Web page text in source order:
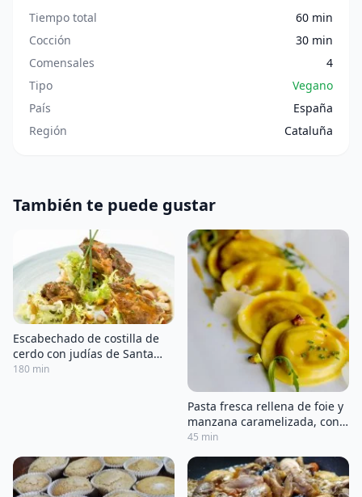
Tiempo total
60 min
Cocción
30 min
Comensales
4
Tipo
Vegano
País
España
Región
Cataluña
También te puede gustar
Escabechado de costilla de
cerdo con judías de Santa
Pau y cítricos
180 min
Pasta fresca rellena de foie y
manzana caramelizada, con
salsa de naranja y pistachos
45 min